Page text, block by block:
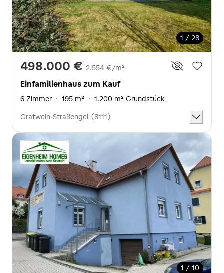
1 / 28
498.000 € 2.554 €/m²
Einfamilienhaus zum Kauf
6 Zimmer · 195 m² · 1.200 m² Grundstück
Gratwein-Straßengel (8111)
1 / 10